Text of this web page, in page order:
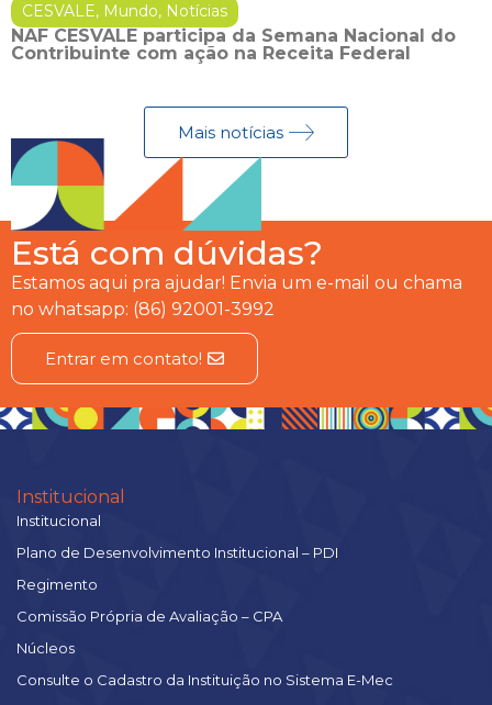
CESVALE, Mundo, Notícias
NAF CESVALE participa da Semana Nacional do
Contribuinte com ação na Receita Federal
Mais notícias
Está com dúvidas?
Estamos aqui pra ajudar! Envia um e-mail ou chama
no whatsapp: (86) 92001-3992
Entrar em contato!
Institucional
Institucional
Plano de Desenvolvimento Institucional – PDI
Regimento
Comissão Própria de Avaliação – CPA
Núcleos
Consulte o Cadastro da Instituição no Sistema E-Mec